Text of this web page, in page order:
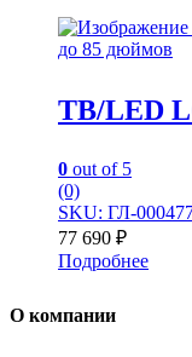
до 85 дюймов
TB/LED
0 out of 5
(0)
SKU: ГЛ-
77 690 ₽
Подробнее
О компании